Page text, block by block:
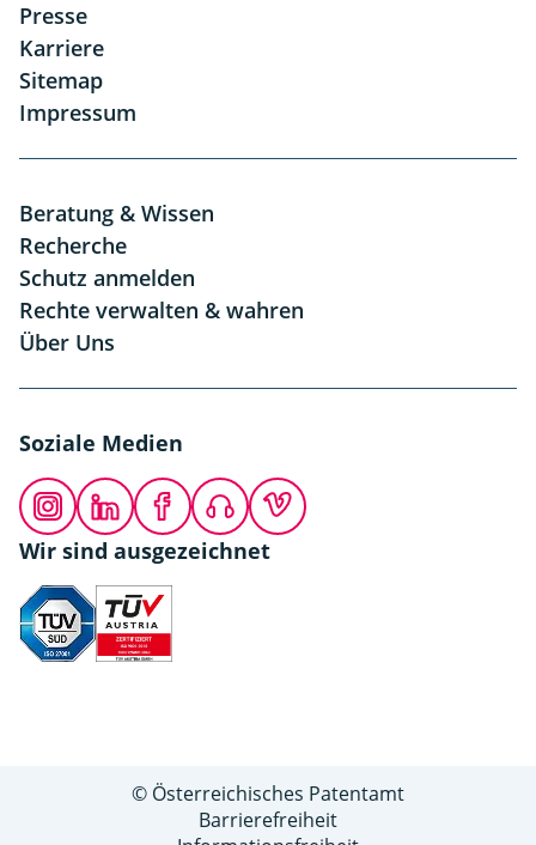
Presse
Karriere
Sitemap
Impressum
Beratung & Wissen
Recherche
Schutz anmelden
Rechte verwalten & wahren
Über Uns
Soziale Medien
InstagramLinkedInFacebookPodcastVimeo
Wir sind ausgezeichnet
© Österreichisches Patentamt
Barrierefreiheit